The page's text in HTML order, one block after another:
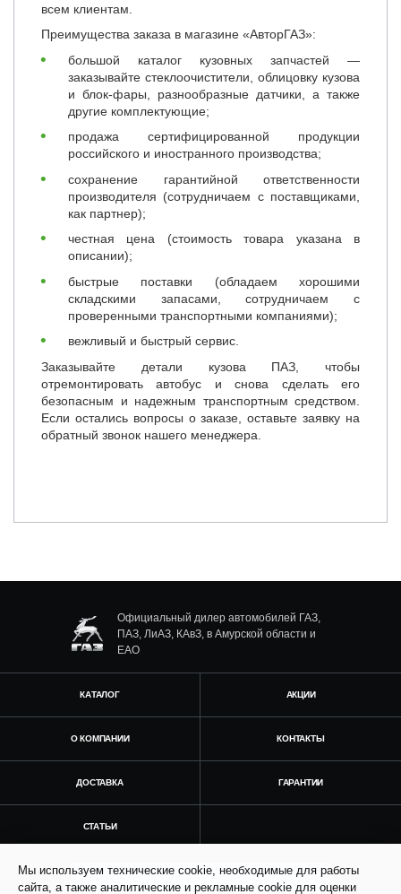
всем клиентам.
Преимущества заказа в магазине «АвторГАЗ»:
большой каталог кузовных запчастей —
заказывайте стеклоочистители, облицовку кузова
и блок-фары, разнообразные датчики, а также
другие комплектующие;
продажа сертифицированной продукции
российского и иностранного производства;
сохранение гарантийной ответственности
производителя (сотрудничаем с поставщиками,
как партнер);
честная цена (стоимость товара указана в
описании);
быстрые поставки (обладаем хорошими
складскими запасами, сотрудничаем с
проверенными транспортными компаниями);
вежливый и быстрый сервис.
Заказывайте детали кузова ПАЗ, чтобы
отремонтировать автобус и снова сделать его
безопасным и надежным транспортным средством.
Если остались вопросы о заказе, оставьте заявку на
обратный звонок нашего менеджера.
Официальный дилер автомобилей ГАЗ,
ПАЗ, ЛиАЗ, КАвЗ, в Амурской области и
ЕАО
КАТАЛОГ АКЦИИ
О КОМПАНИИ КОНТАКТЫ
ДОСТАВКА ГАРАНТИИ
СТАТЬИ
Получить консультацию
Мы используем технические cookie, необходимые для работы
сайта, а также аналитические и рекламные cookie для оценки